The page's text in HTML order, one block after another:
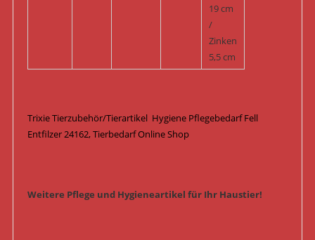
19 cm
/
Zinken
5,5 cm
Trixie Tierzubehör/Tierartikel Hygiene Pflegebedarf Fell
Entfilzer 24162, Tierbedarf Online Shop
Weitere Pflege und Hygieneartikel für Ihr Haustier!